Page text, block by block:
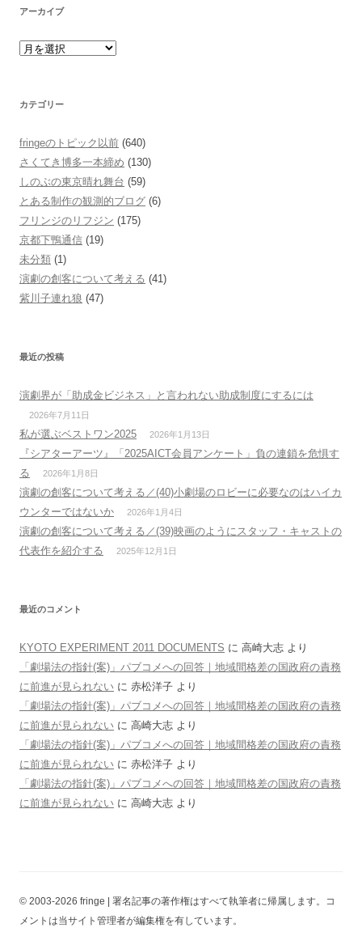
アーカイブ
カテゴリー
fringeのトピック以前 (640)
さくてき博多一本締め (130)
しのぶの東京晴れ舞台 (59)
とある制作の観測的ブログ (6)
フリンジのリフジン (175)
京都下鴨通信 (19)
未分類 (1)
演劇の創客について考える (41)
紫川子連れ狼 (47)
最近の投稿
演劇界が「助成金ビジネス」と言われない助成制度にするには
2026年7月11日
私が選ぶベストワン2025 2026年1月13日
『シアターアーツ』「2025AICT会員アンケート」負の連鎖を危惧す
る
2026年1月8日
演劇の創客について考える／(40)小劇場のロビーに必要なのはハイカ
ウンターではないか
2026年1月4日
演劇の創客について考える／(39)映画のようにスタッフ・キャストの
代表作を紹介する
2025年12月1日
最近のコメント
KYOTO EXPERIMENT 2011 DOCUMENTS に 高崎大志 より
「劇場法の指針(案)」パブコメへの回答｜地域間格差の国政府の責務
に前進が見られない に 赤松洋子 より
「劇場法の指針(案)」パブコメへの回答｜地域間格差の国政府の責務
に前進が見られない に 高崎大志 より
「劇場法の指針(案)」パブコメへの回答｜地域間格差の国政府の責務
に前進が見られない に 赤松洋子 より
「劇場法の指針(案)」パブコメへの回答｜地域間格差の国政府の責務
に前進が見られない に 高崎大志 より
© 2003-2026 fringe | 署名記事の著作権はすべて執筆者に帰属します。コ
メントは当サイト管理者が編集権を有しています。